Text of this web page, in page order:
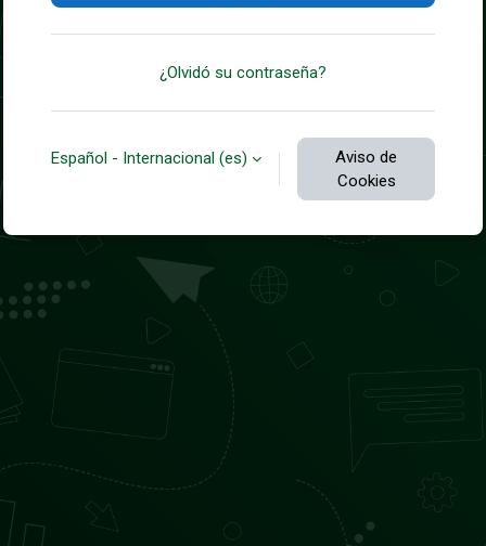
¿Olvidó su contraseña?
Español - Internacional ‎(es)‎
Aviso de
Cookies